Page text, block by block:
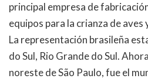
principal empresa de
equipos para la crianza de aves
La representación brasileña
do Sul, Rio Grande do Sul.
noreste de São Paulo, fue el